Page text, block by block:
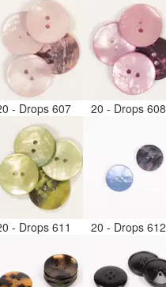
- Drops 607 20 - Drops 608
- Drops 611 20 - Drops 612